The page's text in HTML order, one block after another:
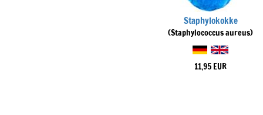
Staphylokokke
(Staphylococcus aureus)
11,95 EUR